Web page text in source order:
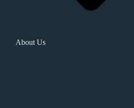
About Us